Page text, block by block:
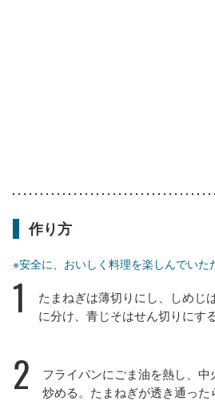
作り方
※安全に、おいしく料理を楽しんでいた
1
たまねぎは薄切りにし、しめじ
に分け、青じそはせん切りにする
2
フライパンにごま油を熱し、
炒める。たまねぎが透き通った